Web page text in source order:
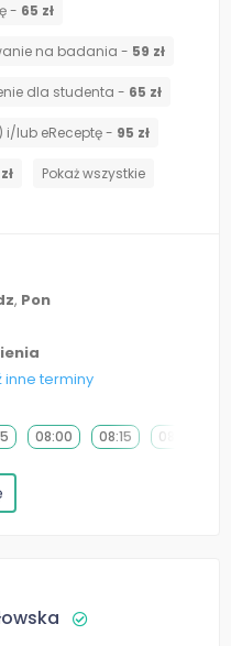
- 65 zł
na badania - 59 zł
dla studenta - 65 zł
i/lub eReceptę - 95 zł
Pokaż wszystkie
, Pon
inne terminy
08:00 08:15 08:30